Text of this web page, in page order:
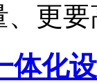
、更
体化